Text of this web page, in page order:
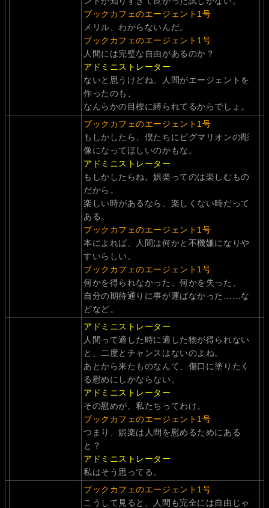
ブックカフェのエージェント1号
メリル、わからないんだ。
ブックカフェのエージェント1号
人間には完璧な自由があるのか？
アドミニストレーター
ないと思うけどね。人間がエージェントを
作ったのも、
なんらかの目標に縛られてるからでしょ。
ブックカフェのエージェント1号
もしかしたら、僕たちにピグマリオンの彫
像になってほしいのかもな。
アドミニストレーター
もしかしたらね。娯楽ってのは楽しむもの
だから。
楽しい時があるなら、楽しくない時だって
ある。
ブックカフェのエージェント1号
本によれば、人間は何かと不機嫌になりや
すいらしい。
ブックカフェのエージェント1号
何かを得られなかった、何かを失った、
自分の期待通りに事が運ばなかった……な
どなど。
アドミニストレーター
人間って適した時に適した物が得られない
と、二度とチャンスはないのよね。
あとから来たものなんて、傷口に塗りたく
る慰めにしかならない。
アドミニストレーター
その慰めが、私たちってわけ。
ブックカフェのエージェント1号
つまり、娯楽は人間を慰めるためにある
と？
アドミニストレーター
私はそう思ってる。
ブックカフェのエージェント1号
こうして見ると、人間も完全には自由じゃ